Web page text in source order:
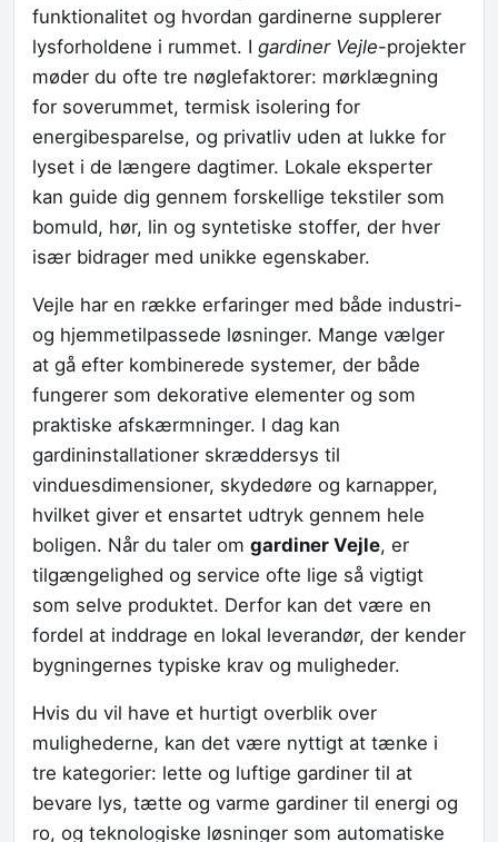
funktionalitet og hvordan gardinerne supplerer
lysforholdene i rummet. I gardiner Vejle-projekter
møder du ofte tre nøglefaktorer: mørklægning
for soverummet, termisk isolering for
energibesparelse, og privatliv uden at lukke for
lyset i de længere dagtimer. Lokale eksperter
kan guide dig gennem forskellige tekstiler som
bomuld, hør, lin og syntetiske stoffer, der hver
især bidrager med unikke egenskaber.
Vejle har en række erfaringer med både industri-
og hjemmetilpassede løsninger. Mange vælger
at gå efter kombinerede systemer, der både
fungerer som dekorative elementer og som
praktiske afskærmninger. I dag kan
gardininstallationer skræddersys til
vinduesdimensioner, skydedøre og karnapper,
hvilket giver et ensartet udtryk gennem hele
boligen. Når du taler om gardiner Vejle, er
tilgængelighed og service ofte lige så vigtigt
som selve produktet. Derfor kan det være en
fordel at inddrage en lokal leverandør, der kender
bygningernes typiske krav og muligheder.
Hvis du vil have et hurtigt overblik over
mulighederne, kan det være nyttigt at tænke i
tre kategorier: lette og luftige gardiner til at
bevare lys, tætte og varme gardiner til energi og
ro, og teknologiske løsninger som automatiske